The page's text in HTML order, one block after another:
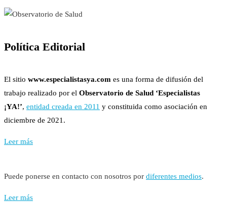
Política Editorial
El sitio www.especialistasya.com es una forma de difusión del
trabajo realizado por el Observatorio de Salud ‘Especialistas
¡YA!’, entidad creada en 2011 y constituida como asociación en
diciembre de 2021.
Leer más
Puede ponerse en contacto con nosotros por diferentes medios.
Leer más